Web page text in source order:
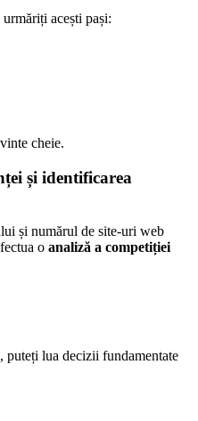
acești pași:
cheie.
și identificarea
și numărul de site-uri web
o analiză a competiției
puteți lua decizii fundamentate